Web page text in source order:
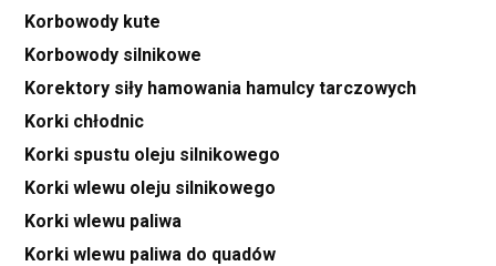
Korbowody kute
Korbowody silnikowe
Korektory siły hamowania hamulcy tarczowych
Korki chłodnic
Korki spustu oleju silnikowego
Korki wlewu oleju silnikowego
Korki wlewu paliwa
Korki wlewu paliwa do quadów